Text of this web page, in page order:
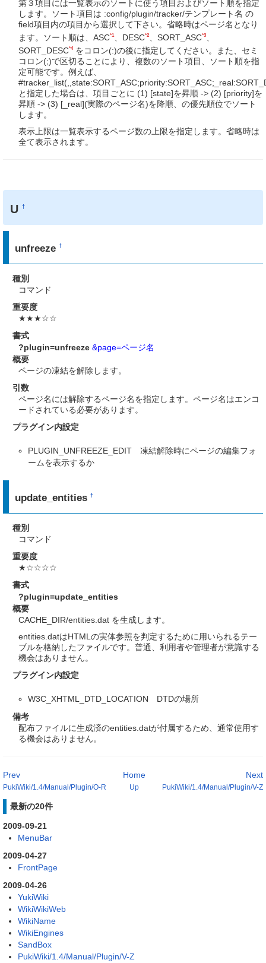
第３項目には一覧表示のソートに使う項目およびソート順を指定
します。ソート項目は :config/plugin/tracker/テンプレート名 の
field項目内の項目から選択して下さい。省略時はページ名となり
ます。ソート順は、ASC*1、DESC*2、SORT_ASC*3
SORT_DESC*4をコロン(:)の後に指定してください。また、セミ
コロン(;)で区切ることにより、複数のソート項目、ソート順を指
定可能です。例えば、
と指定した場合は、項目ごとに (1) [state]を昇順 -> (2) [priority]を
昇順 -> (3) [_real](実際のページ名)を降順、の優先順位でソート
します。
表示上限は一覧表示するページ数の上限を指定します。省略時は
全て表示されます。
U†
unfreeze†
種別
コマンド
重要度
★★★☆☆
書式
?plugin=unfreeze &page=ページ名
概要
ページの凍結を解除します。
引数
ページ名には解除するページ名を指定します。ページ名はエンコ
ードされている必要があります。
プラグイン内設定
PLUGIN_UNFREEZE_EDIT 凍結解除時にページの編集フォ
ームを表示するか
update_entities†
種別
コマンド
重要度
★☆☆☆☆
書式
?plugin=update_entities
概要
CACHE_DIR/entities.dat を生成します。
entities.datはHTMLの実体参照を判定するために用いられるテー
ブルを格納したファイルです。普通、利用者や管理者が意識する
機会はありません。
プラグイン内設定
W3C_XHTML_DTD_LOCATION DTDの場所
備考
配布ファイルに生成済のentities.datが付属するため、通常使用す
る機会はありません。
Prev
PukiWiki/1.4/Manual/Plugin/O-R
Next
PukiWiki/1.4/Manual/Plugin/V-Z
Home
Up
最新の20件
2009-09-21
MenuBar
2009-04-27
FrontPage
2009-04-26
YukiWiki
WikiWikiWeb
WikiName
WikiEngines
SandBox
PukiWiki/1.4/Manual/Plugin/V-Z